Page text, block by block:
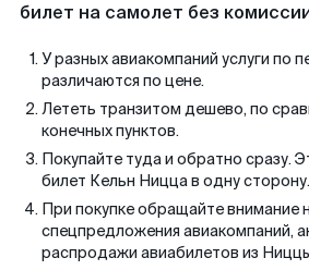
билет на самолет без
У разных авиакомпаний услуги по
различаются по цене.
Лететь транзитом дешево, по
конечных пунктов.
Покупайте туда и обратно сразу.
билет Кельн Ницца в одну сторону.
При покупке обращайте внимание
спецпредложения авиакомпаний,
распродажи авиабилетов из